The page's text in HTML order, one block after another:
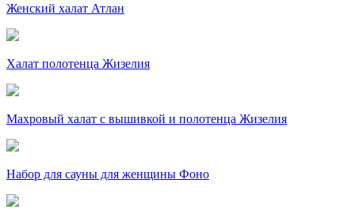
Женский халат Атлан
Халат полотенца Жизелия
Махровый халат с вышивкой и полотенца Жизелия
Набор для сауны для женщины Фоно